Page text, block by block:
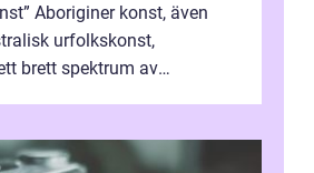
Aboriginer konst, även
urfolkskonst,
brett spektrum av